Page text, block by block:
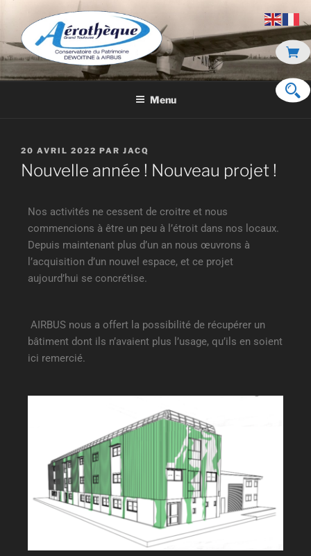
DE DEWOITINE À AIRBUS
Menu
20 AVRIL 2022 PAR JACQ
Nouvelle année ! Nouveau projet !
Nos activités ne cessent de croitre et nous
commencions à être un peu à l’étroit dans nos locaux.
Depuis maintenant plus d’un an nous œuvrons à
l’acquisition d’un nouvel espace, et ce projet
aujourd’hui se concrétise.
AIRBUS nous a offert la possibilité de récupérer un
bâtiment dont ils n’avaient plus l’usage, qu’ils en soient
ici remercié.